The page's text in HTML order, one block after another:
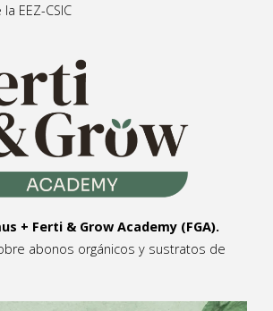
EEZ-CSIC
+ Ferti & Grow Academy (FGA).
abonos orgánicos y sustratos de